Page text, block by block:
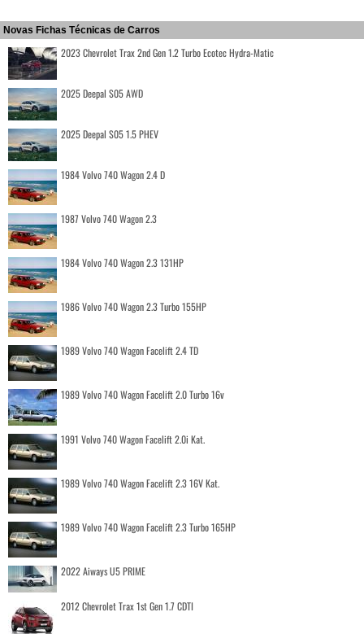
Novas Fichas Técnicas de Carros
2023 Chevrolet Trax 2nd Gen 1.2 Turbo Ecotec Hydra-Matic
2025 Deepal S05 AWD
2025 Deepal S05 1.5 PHEV
1984 Volvo 740 Wagon 2.4 D
1987 Volvo 740 Wagon 2.3
1984 Volvo 740 Wagon 2.3 131HP
1986 Volvo 740 Wagon 2.3 Turbo 155HP
1989 Volvo 740 Wagon Facelift 2.4 TD
1989 Volvo 740 Wagon Facelift 2.0 Turbo 16v
1991 Volvo 740 Wagon Facelift 2.0i Kat.
1989 Volvo 740 Wagon Facelift 2.3 16V Kat.
1989 Volvo 740 Wagon Facelift 2.3 Turbo 165HP
2022 Aiways U5 PRIME
2012 Chevrolet Trax 1st Gen 1.7 CDTI